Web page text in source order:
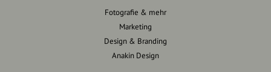
Fotografie & mehr
Marketing
Design & Branding
Anakin Design